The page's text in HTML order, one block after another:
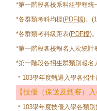
*第一階段各校系科組學程統
*各群類考科均標(PDF檔)。
*各群類考科級距表(PDF檔)
*第一階段各校報名人次統計
*第一階段各招生群類別報名
＊103學年度甄選入學各招
【技優（保送及甄審）
＊103學年度技優入學各類